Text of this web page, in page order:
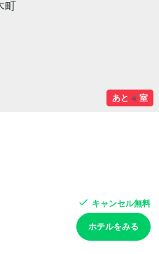
あと4室
キャンセル無料
ホテルをみる